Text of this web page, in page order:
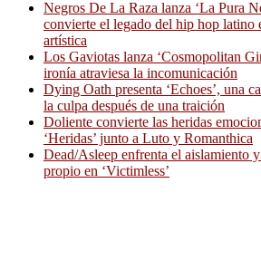
Negros De La Raza lanza ‘La Pura
convierte el legado del hip hop latino
artística
Los Gaviotas lanza ‘Cosmopolitan
ironía atraviesa la incomunicación
Dying Oath presenta ‘Echoes’, una
la culpa después de una traición
Doliente convierte las heridas
‘Heridas’ junto a Luto y Romanthica
Dead/Asleep enfrenta el aislamiento
propio en ‘Victimless’